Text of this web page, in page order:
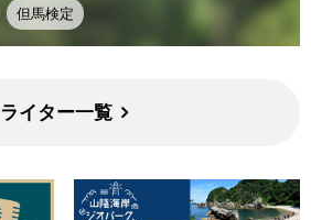
但馬検定
ライター一覧